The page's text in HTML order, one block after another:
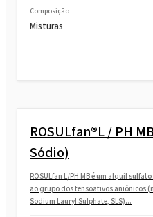
Composição
Misturas
ROSULfan®L / PH
Sódio)
ROSULfan L/PH MB é um alquil
ao grupo dos tensoativos aniônicos
Sodium Lauryl Sulphate, SLS)...